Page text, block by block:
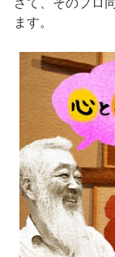
さて、そのプロ
ます。